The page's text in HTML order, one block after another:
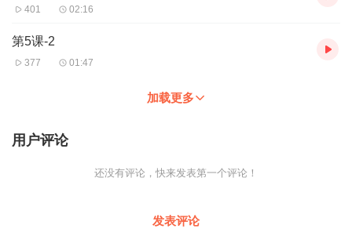
401 02:16
第5课-2
377 01:47
加载更多
用户评论
还没有评论，快来发表第一个评论！
发表评论